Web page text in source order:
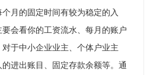
月的固定时间有较为稳定的入
会看你的工资流水、每月的账户
于中小企业业主、个体户业主
进出账目、固定存款余额等。通